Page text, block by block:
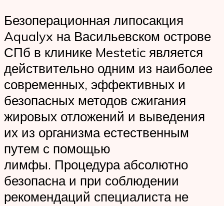
Безоперационная липосакция
Aqualyx на Васильевском острове
СПб в клинике Mestetic является
действительно одним из наиболее
современных, эффективных и
безопасных методов сжигания
жировых отложений и выведения
их из организма естественным
путем с помощью
лимфы. Процедура абсолютно
безопасна и при соблюдении
рекомендаций специалиста не